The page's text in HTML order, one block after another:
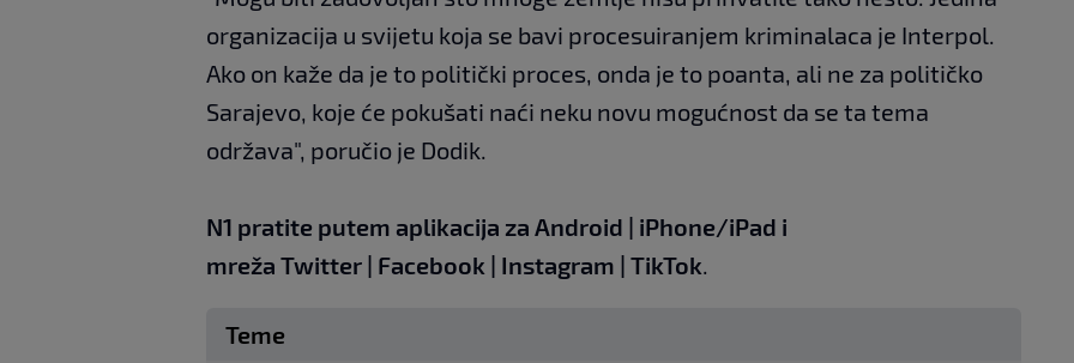
organizacija u svijetu koja se bavi procesuiranjem kriminalaca je Interpol.
Ako on kaže da je to politički proces, onda je to poanta, ali ne za političko
Sarajevo, koje će pokušati naći neku novu mogućnost da se ta tema
održava", poručio je Dodik.
N1 pratite putem aplikacija za Android | iPhone/iPad i
mreža Twitter | Facebook | Instagram | TikTok
Teme